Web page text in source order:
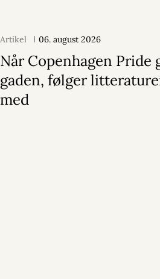
Artikel 06. august 2026
Når Copenhagen Pride
gaden, følger
med